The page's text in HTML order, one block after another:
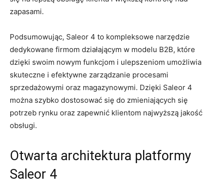
zapasami.
Podsumowując, Saleor 4 to kompleksowe⁣ narzędzie
‌dedykowane firmom działającym w modelu B2B, ‌które
dzięki swoim⁢ nowym funkcjom i⁤ ulepszeniom umożliwia
⁢skuteczne i efektywne zarządzanie​ procesami
⁤sprzedażowymi oraz magazynowymi. Dzięki ​Saleor 4
można szybko dostosować się do‍ zmieniających się
potrzeb rynku oraz zapewnić klientom najwyższą ⁤jakość⁣
obsługi.
Otwarta architektura⁢ platformy⁢
Saleor​ 4